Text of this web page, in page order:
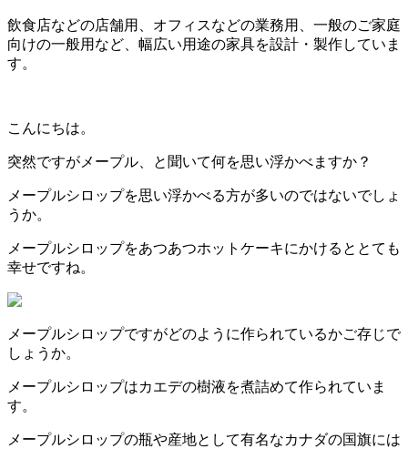
飲食店などの店舗用、オフィスなどの業務用、一般のご家庭
向けの一般用など、幅広い用途の家具を設計・製作していま
す。
こんにちは。
突然ですがメープル、と聞いて何を思い浮かべますか？
メープルシロップを思い浮かべる方が多いのではないでしょ
うか。
メープルシロップをあつあつホットケーキにかけるととても
幸せですね。
メープルシロップですがどのように作られているかご存じで
しょうか。
メープルシロップはカエデの樹液を煮詰めて作られていま
す。
メープルシロップの瓶や産地として有名なカナダの国旗には